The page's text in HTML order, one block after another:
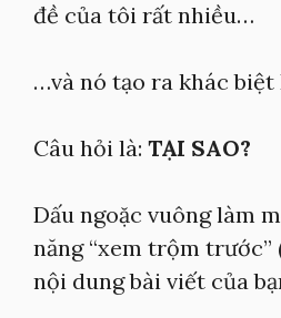
đề của tôi rất nhiều…
…và nó tạo ra khác biệt
Câu hỏi là: TẠI SAO?
Dấu ngoặc vuông làm
năng “xem trộm trước”
nội dung bài viết của